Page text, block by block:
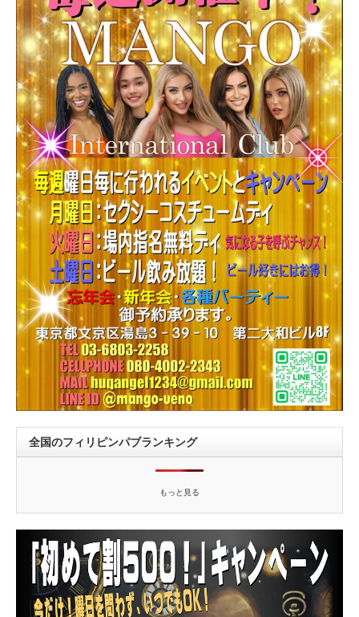
全国のフィリピンパブランキング
もっと見る